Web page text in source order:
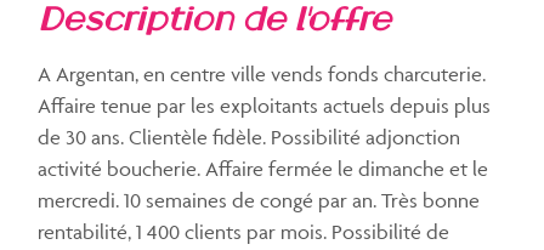
description de l'offre
A Argentan, en centre ville vends fonds charcuterie.
Affaire tenue par les exploitants actuels depuis plus
de 30 ans. Clientèle fidèle. Possibilité adjonction
activité boucherie. Affaire fermée le dimanche et le
mercredi. 10 semaines de congé par an. Très bonne
rentabilité, 1 400 clients par mois. Possibilité de